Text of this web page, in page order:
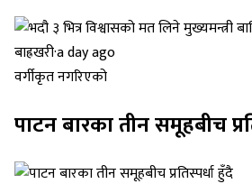
बाह्रखरी·a day ago
वर्गीकृत नगरिएको
पाटन बारका तीन समूहबीच